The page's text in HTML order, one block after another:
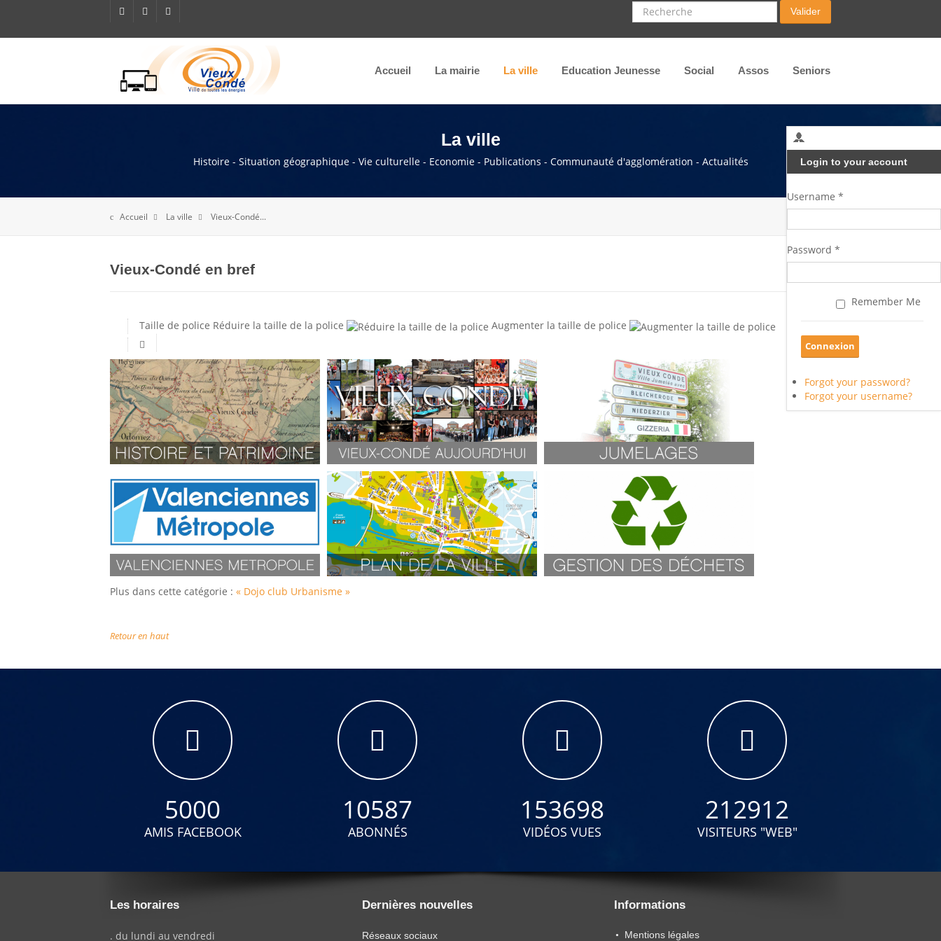
Recherche Valider
Accueil La mairie La ville Education Jeunesse Social Assos Seniors
Login to your account
Username *
Password *
Remember Me
Forgot your password?
Forgot your username?
La ville
Histoire - Situation géographique - Vie culturelle - Economie - Publications - Communauté d'agglomération - Actualités
Accueil La ville Vieux-Condé...
Vieux-Condé en bref
Taille de police Réduire la taille de la police Augmenter la taille de police
Plus dans cette catégorie : « Dojo club Urbanisme »
Retour en haut
5000
AMIS FACEBOOK
10587
ABONNÉS
153698
VIDÉOS VUES
212912
VISITEURS "WEB"
Les horaires
. du lundi au vendredi
Dernières nouvelles
Réseaux sociaux
Informations
Mentions légales